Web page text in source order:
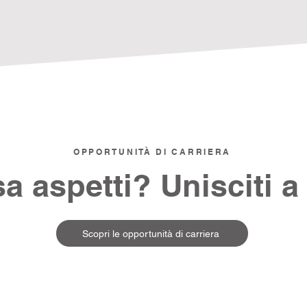
OPPORTUNITÀ DI CARRIERA
aspetti? Unisciti a
Scopri le opportunità di carriera